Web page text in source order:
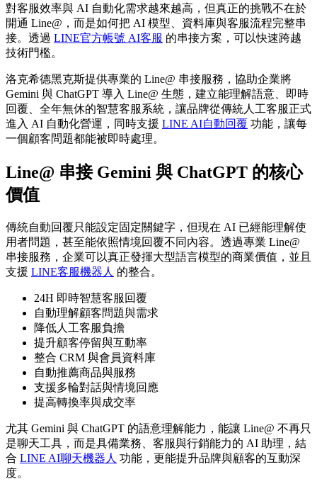
對客服效率與 AI 自動化需求越來越高，但真正的挑戰不在於
開通 Line@，而是如何把 AI 模型、資料庫與客服流程完整串
接。透過 LINE官方帳號 AI客服 的串接方案，可以快速跨越
技術門檻。
洛克希德黑克斯提供專業的 Line@ 串接服務，協助企業將
Gemini 與 ChatGPT 導入 Line@ 生態，建立能理解語意、即時
回覆、全年無休的智慧客服系統，讓品牌從傳統人工客服正式
進入 AI 自動化營運，同時支援 LINE AI自動回覆 功能，讓每
一個顧客問題都能被即時處理。
Line@ 串接 Gemini 與 ChatGPT 的核心
價值
傳統自動回覆只能設定固定關鍵字，但現在 AI 已經能理解使
用者問題，甚至能依照情境回覆不同內容。透過專業 Line@
串接服務，企業可以真正發揮大型語言模型的商業價值，並且
支援 LINE客服機器人 的整合。
24H 即時智慧客服回覆
自動理解顧客問題與需求
降低人工客服負擔
提升顧客停留與互動率
整合 CRM 與會員資料庫
自動推薦商品與服務
支援多輪對話與情境回應
提高轉換率與成交率
尤其 Gemini 與 ChatGPT 的語意理解能力，能讓 Line@ 不再只
是聊天工具，而是具備業務、客服與行銷能力的 AI 助理，結
合 LINE AI聊天機器人 功能，更能提升品牌與顧客的互動深
度。